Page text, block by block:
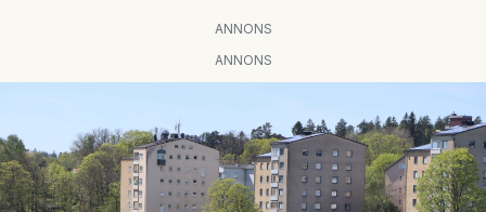
ANNONS
ANNONS